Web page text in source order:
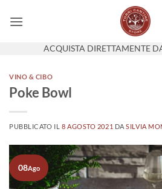
ACQUISTA DIRETTAMENTE
VINO & CIBO
Poke Bowl
PUBBLICATO IL 8 AGOSTO 2021 DASILVIA
08Ago